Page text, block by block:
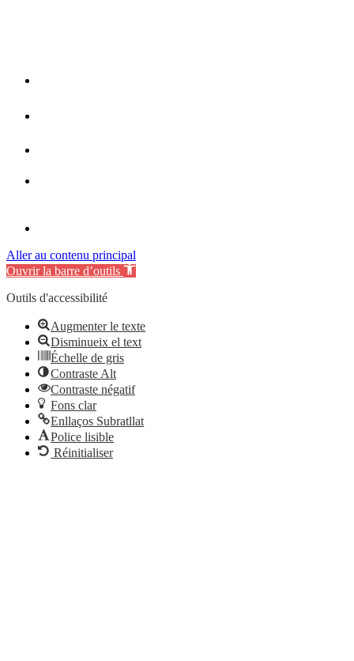
Aller au contenu principal
Ouvrir la barre d’outils
Outils d'accessibilité
Augmenter le texte
Disminueix el text
Échelle de gris
Contraste Alt
Contraste négatif
Fons clar
Enllaços Subratllat
Police lisible
Réinitialiser